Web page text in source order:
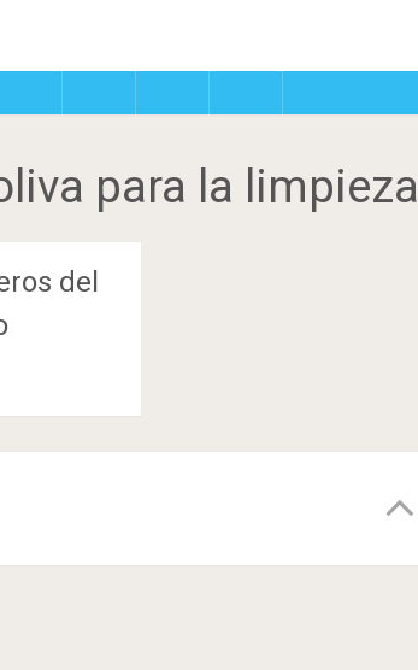
para la limpieza
del